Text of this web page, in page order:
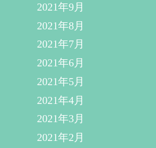
2021年9月
2021年8月
2021年7月
2021年6月
2021年5月
2021年4月
2021年3月
2021年2月